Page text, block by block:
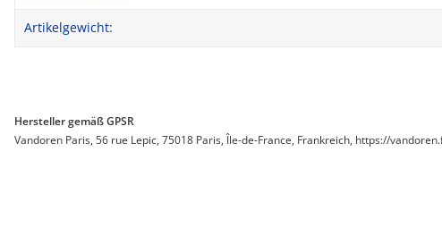
Artikelgewicht:
Hersteller gemäß GPSR
Vandoren Paris, 56 rue Lepic, 75018 Paris, Île-de-France, Frankreich, https://